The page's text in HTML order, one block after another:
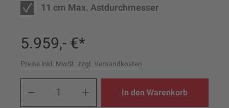
11 cm Max. Astdurchmesser
5.959,- €*
Preise inkl. MwSt. zzgl. Versandkosten
Produkt Anzahl: Gib den
In den Warenkorb